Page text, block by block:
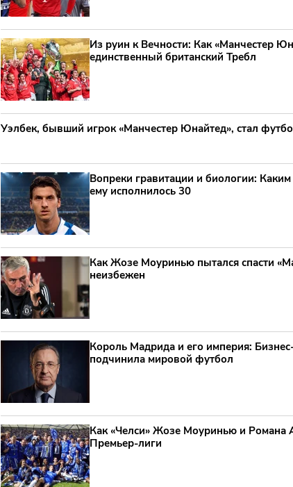
Из руин к Вечности: Как «Манчестер
единственный британский Требл
Уэлбек, бывший игрок «Манчестер Юнайтед», стал
Вопреки гравитации и биологии:
ему исполнилось 30
Как Жозе Моуринью пытался спасти
неизбежен
Король Мадрида и его империя:
подчинила мировой футбол
Как «Челси» Жозе Моуринью и Романа
Премьер-лиги